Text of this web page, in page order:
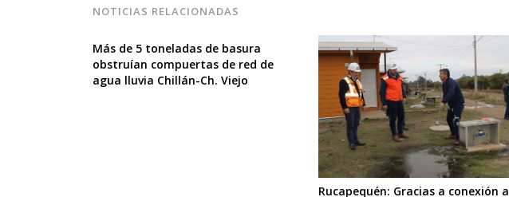
NOTICIAS RELACIONADAS
Más de 5 toneladas de basura
obstruían compuertas de red de
agua lluvia Chillán-Ch. Viejo
Rucapequén: Gracias a conexión a